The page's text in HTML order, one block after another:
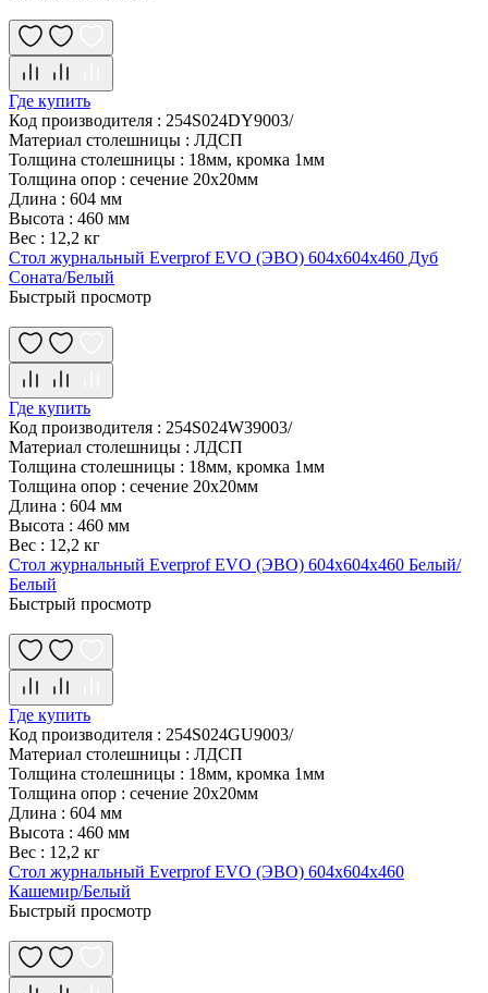
Где купить
Код производителя : 254S024DY9003/
Материал столешницы : ЛДСП
Толщина столешницы : 18мм, кромка 1мм
Толщина опор : сечение 20х20мм
Длина : 604 мм
Высота : 460 мм
Вес : 12,2 кг
Стол журнальный Everprof EVO (ЭВО) 604х604х460 Дуб
Соната/Белый
Быстрый просмотр
Где купить
Код производителя : 254S024W39003/
Материал столешницы : ЛДСП
Толщина столешницы : 18мм, кромка 1мм
Толщина опор : сечение 20х20мм
Длина : 604 мм
Высота : 460 мм
Вес : 12,2 кг
Стол журнальный Everprof EVO (ЭВО) 604х604х460 Белый/
Белый
Быстрый просмотр
Где купить
Код производителя : 254S024GU9003/
Материал столешницы : ЛДСП
Толщина столешницы : 18мм, кромка 1мм
Толщина опор : сечение 20х20мм
Длина : 604 мм
Высота : 460 мм
Вес : 12,2 кг
Стол журнальный Everprof EVO (ЭВО) 604х604х460
Кашемир/Белый
Быстрый просмотр